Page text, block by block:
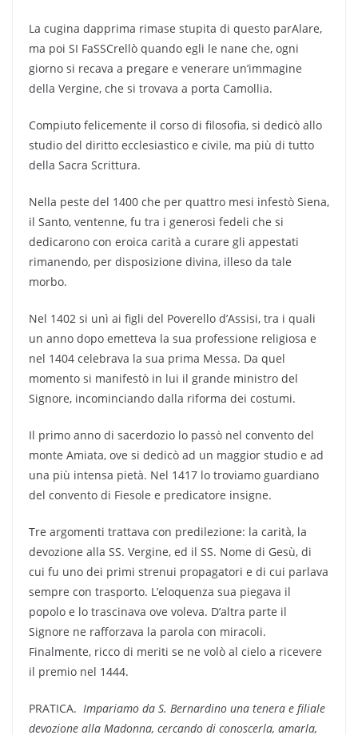
La cugina dapprima rimase stupita di questo parAlare,
ma poi SI FaSSCrellò quando egli le nane che, ogni
giorno si recava a pregare e venerare un’immagine
della Vergine, che si trovava a porta Camollia.
Compiuto felicemente il corso di filosofia, si dedicò allo
studio del diritto ecclesiastico e civile, ma più di tutto
della Sacra Scrittura.
Nella peste del 1400 che per quattro mesi infestò Siena,
il Santo, ventenne, fu tra i generosi fedeli che si
dedicarono con eroica carità a curare gli appestati
rimanendo, per disposizione divina, illeso da tale
morbo.
Nel 1402 si unì ai figli del Poverello d’Assisi, tra i quali
un anno dopo emetteva la sua professione religiosa e
nel 1404 celebrava la sua prima Messa. Da quel
momento si manifestò in lui il grande ministro del
Signore, incominciando dalla riforma dei costumi.
Il primo anno di sacerdozio lo passò nel convento del
monte Amiata, ove si dedicò ad un maggior studio e ad
una più intensa pietà. Nel 1417 lo troviamo guardiano
del convento di Fiesole e predicatore insigne.
Tre argomenti trattava con predilezione: la carità, la
devozione alla SS. Vergine, ed il SS. Nome di Gesù, di
cui fu uno dei primi strenui propagatori e di cui parlava
sempre con trasporto. L’eloquenza sua piegava il
popolo e lo trascinava ove voleva. D’altra parte il
Signore ne rafforzava la parola con miracoli.
Finalmente, ricco di meriti se ne volò al cielo a ricevere
il premio nel 1444.
PRATICA.  Impariamo da S. Bernardino una tenera e filiale
devozione alla Madonna, cercando di conoscerla, amarla,